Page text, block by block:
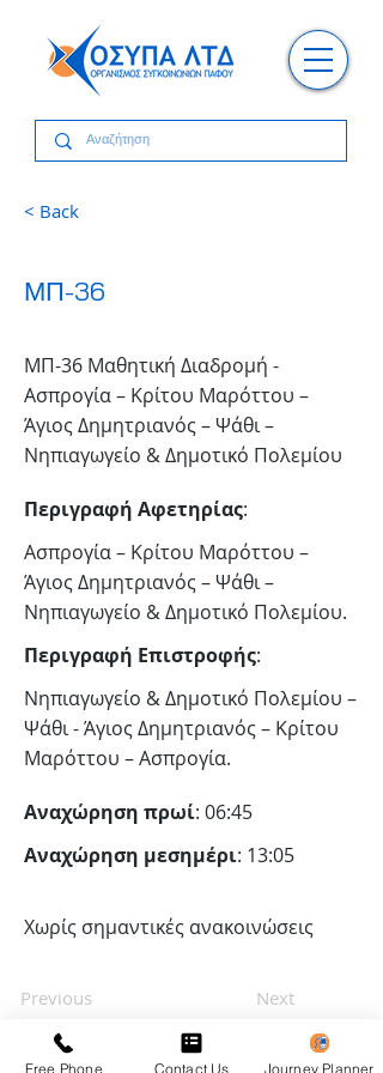
< Back
ΜΠ-36
ΜΠ-36 Μαθητική Διαδρομή -
Ασπρογία – Κρίτου Μαρόττου –
Άγιος Δημητριανός – Ψάθι –
Νηπιαγωγείο & Δημοτικό Πολεμίου
Περιγραφή Αφετηρίας:
Ασπρογία – Κρίτου Μαρόττου –
Άγιος Δημητριανός – Ψάθι –
Νηπιαγωγείο & Δημοτικό Πολεμίου.
Περιγραφή Επιστροφής:
Νηπιαγωγείο & Δημοτικό Πολεμίου –
Ψάθι - Άγιος Δημητριανός – Κρίτου
Μαρόττου – Ασπρογία.
Αναχώρηση πρωί: 06:45
Αναχώρηση μεσημέρι: 13:05
Χωρίς σημαντικές ανακοινώσεις
Previous Next
Free Phone Contact Us Journey Planner